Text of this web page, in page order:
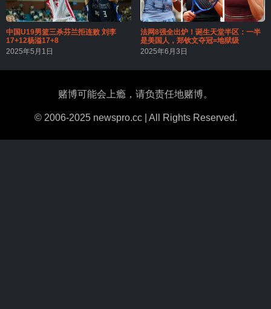
中国U19男篮三杀芬兰拒连败 刘李
17+12杨溢17+8
2025年5月1日
法网8强全出炉！诞生天堂半区：一半
是美国人，郑钦文夺冠=地狱级
2025年6月3日
赌博可能会上瘾，请负责任地赌博。
© 2006-2025 newspro.cc | All Rights Reserved.